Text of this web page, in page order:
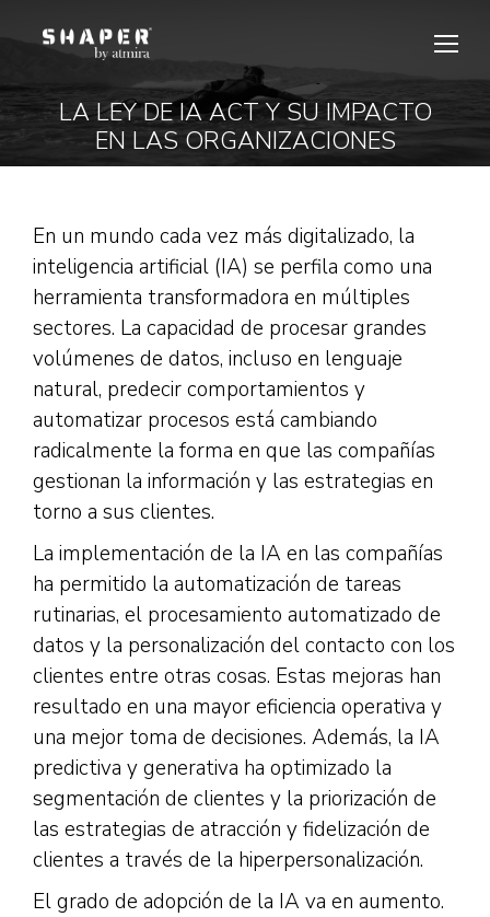
LA LEY DE IA ACT Y SU IMPACTO
EN LAS ORGANIZACIONES
Estás aquí:
En un mundo cada vez más digitalizado, la
inteligencia artificial (IA) se perfila como una
herramienta transformadora en múltiples
sectores. La capacidad de procesar grandes
volúmenes de datos, incluso en lenguaje
natural, predecir comportamientos y
automatizar procesos está cambiando
radicalmente la forma en que las compañías
gestionan la información y las estrategias en
torno a sus clientes.
La implementación de la IA en las compañías
ha permitido la automatización de tareas
rutinarias, el procesamiento automatizado de
datos y la personalización del contacto con los
clientes entre otras cosas. Estas mejoras han
resultado en una mayor eficiencia operativa y
una mejor toma de decisiones. Además, la IA
predictiva y generativa ha optimizado la
segmentación de clientes y la priorización de
las estrategias de atracción y fidelización de
clientes a través de la hiperpersonalización.
El grado de adopción de la IA va en aumento.